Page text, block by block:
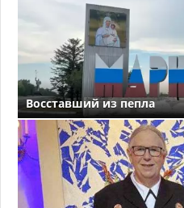
Восставший из пепла